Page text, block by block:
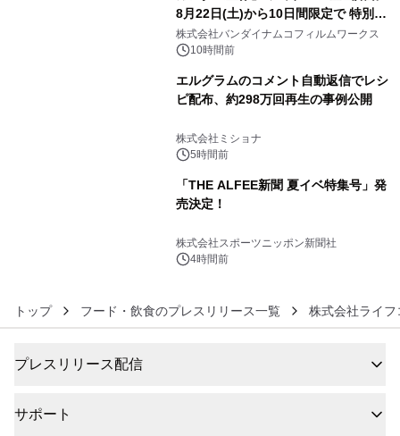
8月22日(土)から10日間限定で 特別映
像『UNICORN GUNDAM Statue ―
BEYOND POSSIBILITY ―』を上映！
株式会社バンダイナムコフィルムワークス
10時間前
エルグラムのコメント自動返信でレシ
ピ配布、約298万回再生の事例公開
株式会社ミショナ
5時間前
「THE ALFEE新聞 夏イベ特集号」発
売決定！
株式会社スポーツニッポン新聞社
4時間前
トップ フード・飲食のプレスリリース一覧 株式会社ライ
プレスリリース配信
サポート